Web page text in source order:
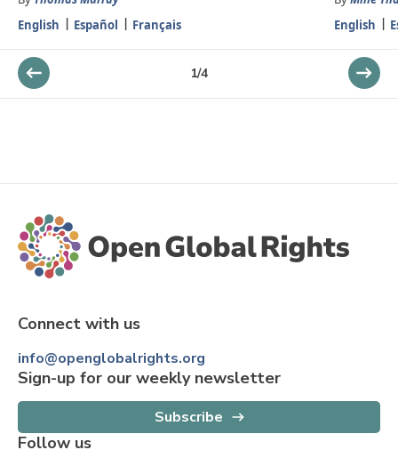
English
Español Français
English
1/4
Connect with us
info@openglobalrights.org
Sign-up for our weekly newsletter
Subscribe
Follow us